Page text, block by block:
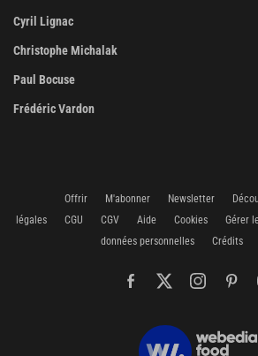
Cyril Lignac
Christophe Michalak
Paul Bocuse
Frédéric Vardon
Offrir M'abonner Newsletter
légales
CGU CGV Aide Cookies Gérer
données personnelles
Crédits